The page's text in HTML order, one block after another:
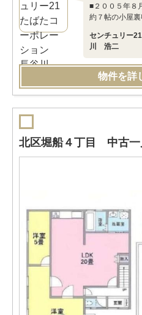
■２００５年８
約７帖の小屋
センチュリー
川 浩二
物件を詳
北区堀船４丁目 中古一